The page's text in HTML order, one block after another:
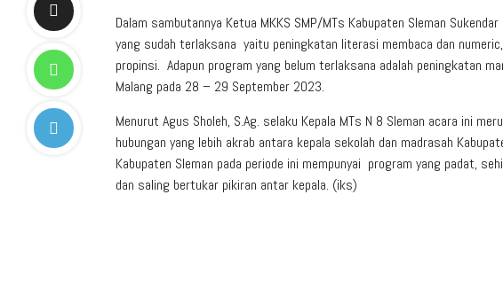
Dalam sambutannya Ketua MKKS SMP/MTs Kabupaten Sleman
yang sudah terlaksana yaitu peningkatan literasi membaca dan
propinsi. Adapun program yang belum terlaksana adalah peningkatan
Malang pada 28 – 29 September 2023.
Menurut Agus Sholeh, S.Ag. selaku Kepala MTs N 8 Sleman acara ini
hubungan yang lebih akrab antara kepala sekolah dan madrasah
Kabupaten Sleman pada periode ini mempunyai program yang padat,
dan saling bertukar pikiran antar kepala. (iks)